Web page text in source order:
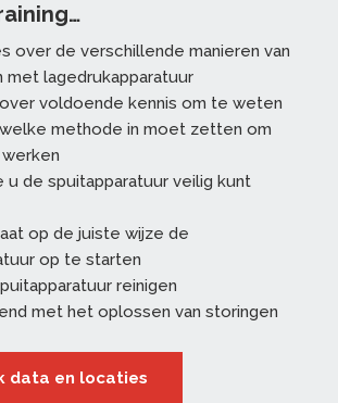
over de verschillende manieren van
met lagedrukapparatuur
voldoende kennis om te weten
methode in moet zetten om
u de spuitapparatuur veilig kunt
op de juiste wijze de
op te starten
reinigen
met het oplossen van storingen
data en locaties